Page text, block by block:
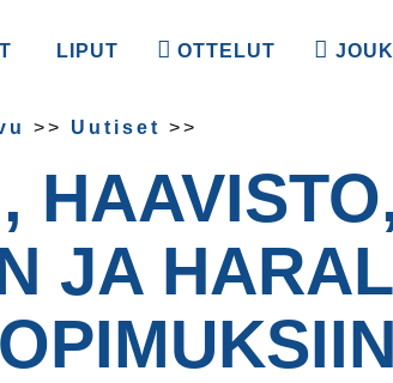
LIPUT OTTELUT
>> Uutiset >>
JA